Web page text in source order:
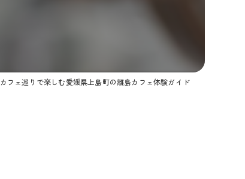
カフェ巡りで楽しむ愛媛県上島町の離島カフェ体験ガイド